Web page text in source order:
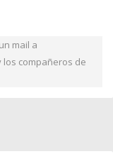
mail a
los compañeros de